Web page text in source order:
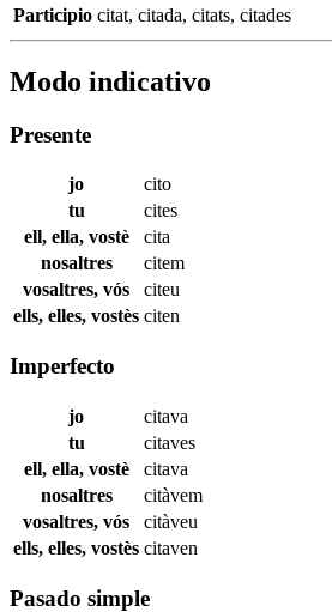
Participio citat, citada, citats, citades
Modo indicativo
Presente
jo
cito
tu
cites
ell, ella, vostè
cita
nosaltres
citem
vosaltres, vós
citeu
ells, elles, vostès citen
Imperfecto
jo
citava
tu
citaves
ell, ella, vostè
citava
nosaltres
citàvem
vosaltres, vós
citàveu
ells, elles, vostès citaven
Pasado simple